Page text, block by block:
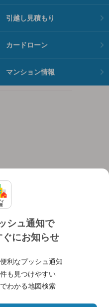
シュ通知で
にお知らせ
利なプッシュ通知
も見つけやすい
わかる地図検索
引越し見積もり
カードローン
マンション情報
ー 利用規約
せ 採用情報